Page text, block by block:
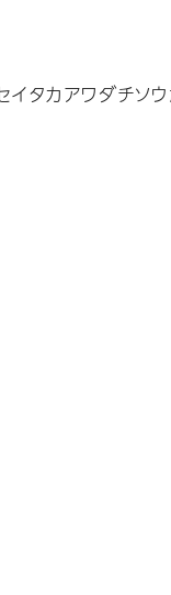
イタカアワダチソ